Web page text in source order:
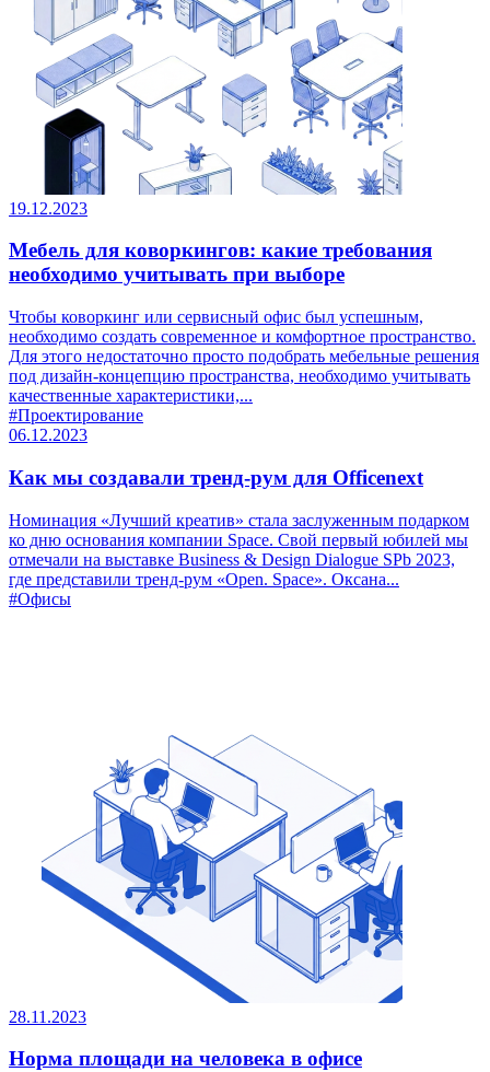
19.12.2023
Мебель для коворкингов: какие требования
необходимо учитывать при выборе
Чтобы коворкинг или сервисный офис был успешным,
необходимо создать современное и комфортное пространство.
Для этого недостаточно просто подобрать мебельные решения
под дизайн-концепцию пространства, необходимо учитывать
качественные характеристики,...
#Проектирование
06.12.2023
Как мы создавали тренд-рум для Officenext
Номинация «Лучший креатив» стала заслуженным подарком
ко дню основания компании Space. Свой первый юбилей мы
отмечали на выставке Business & Design Dialogue SPb 2023,
где представили тренд-рум «Open. Space». Оксана...
#Офисы
28.11.2023
Норма площади на человека в офисе